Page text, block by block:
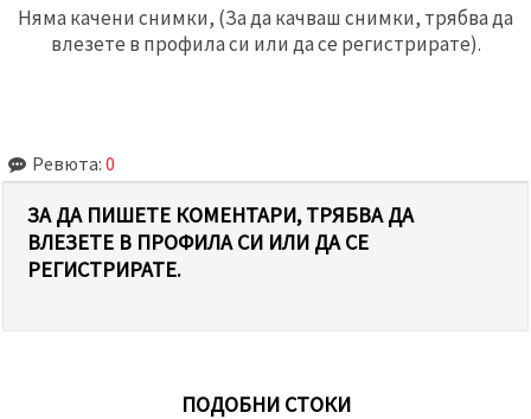
Няма качени снимки, (За да качваш снимки, трябва да
влезете в профила си или да се регистрирате).
Ревюта: 0
ЗА ДА ПИШЕТЕ КОМЕНТАРИ, ТРЯБВА ДА
ВЛЕЗЕТЕ В ПРОФИЛА СИ ИЛИ ДА СЕ
РЕГИСТРИРАТЕ.
ПОДОБНИ СТОКИ